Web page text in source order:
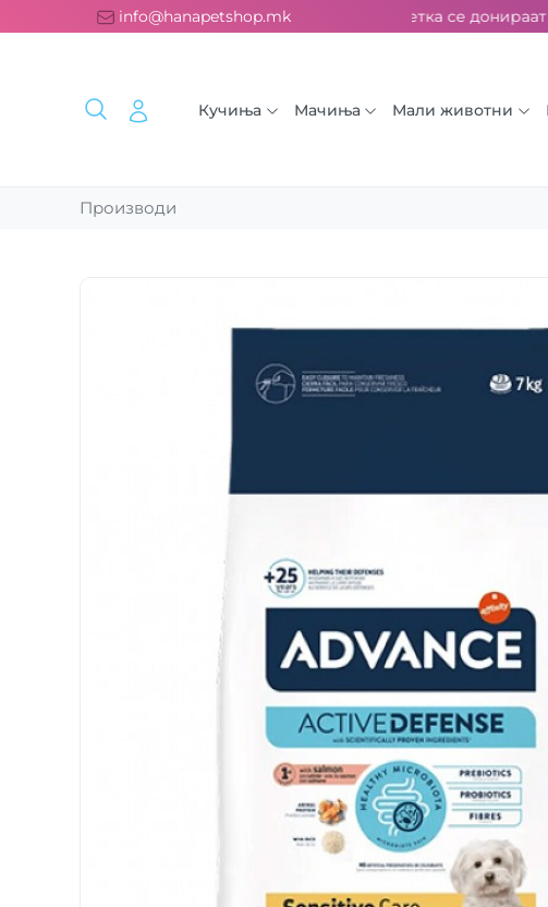
info@hanapetshop.mk
испорака над 2000 ден. ››› 2% од секоја сметка се донираат
Кучиња Мачиња Мали животни
Производи